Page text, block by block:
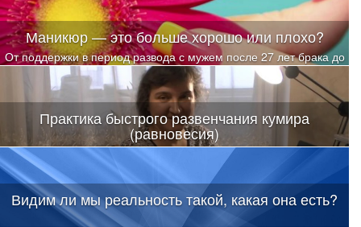
Маникюр — это больше хорошо или плохо?
От поддержки в период развода с мужем после 27 лет брака до
полного восстановления щитовидной железы
Практика быстрого развенчания кумира
(равновесия)
Видим ли мы реальность такой, какая она есть?